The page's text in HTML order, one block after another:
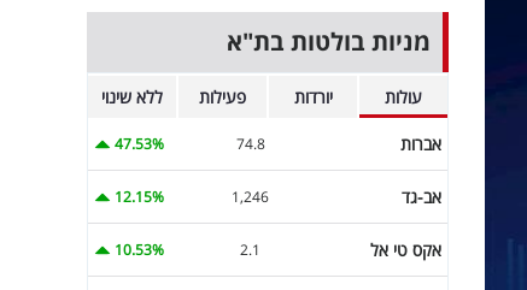
מניות בולטות בת"א
עולות יורדות פעילות ללא שינוי
אברות 74.8
47.53%
אב-גד 1,246
12.15%
אקס טי אל 2.1
10.53%